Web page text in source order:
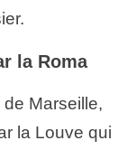
la Roma
Marseille,
la Louve qui